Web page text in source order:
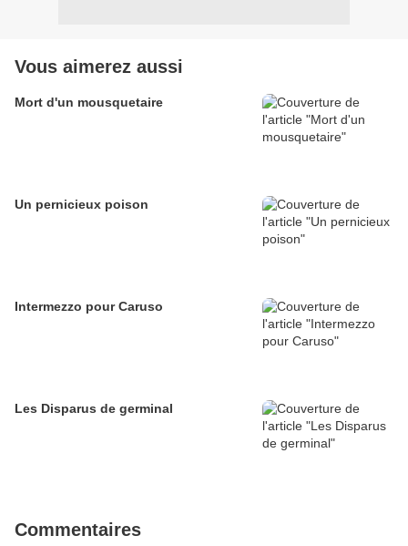
Vous aimerez aussi
Mort d'un mousquetaire
Un pernicieux poison
Intermezzo pour Caruso
Les Disparus de germinal
Commentaires